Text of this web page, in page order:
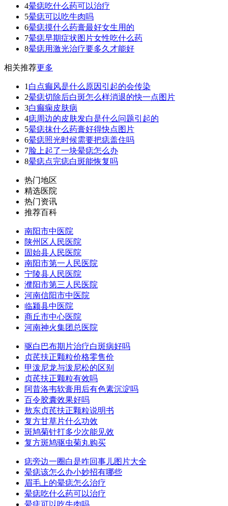
4晕痣吃什么药可以治疗
5晕痣可以吃牛肉吗
6晕痣摸什么药膏最好女生用的
7晕痣早期症状图片女性吃什么药
8晕痣用激光治疗要多久才能好
相关推荐更多
1 白点癫风是什么原因引起的会传染
2晕痣切除后白斑怎么样消退的快一点图片
3白癫痫皮肤病
4痣周边的皮肤发白是什么问题引起的
5晕痣抹什么药膏好得快点图片
6晕痣照光时候需要把痣盖住吗
7脸上起了一块晕痣怎么办
8晕痣点完痣白斑能恢复吗
热门地区
精选医院
热门资讯
推荐百科
南阳市中医院
陕州区人民医院
固始县人民医院
南阳市第一人民医院
宁陵县人民医院
濮阳市第三人民医院
河南信阳市中医院
临颍县中医院
商丘市中心医院
河南神火集团总医院
驱白巴布期片治疗白斑病好吗
贞芪扶正颗粒价格零售价
甲泼尼龙与泼尼松的区别
贞芪扶正颗粒有效吗
阿昔洛韦软膏用后有色素沉淀吗
百令胶囊效果好吗
敖东贞芪扶正颗粒说明书
复方甘草片什么功效
斑鸠菊针打多少次能见效
复方斑鸠驱虫菊丸购买
痣旁边一圈白是咋回事儿图片大全
晕痣该怎么办小妙招有哪些
眉毛上的晕痣怎么治疗
晕痣吃什么药可以治疗
晕痣可以吃牛肉吗